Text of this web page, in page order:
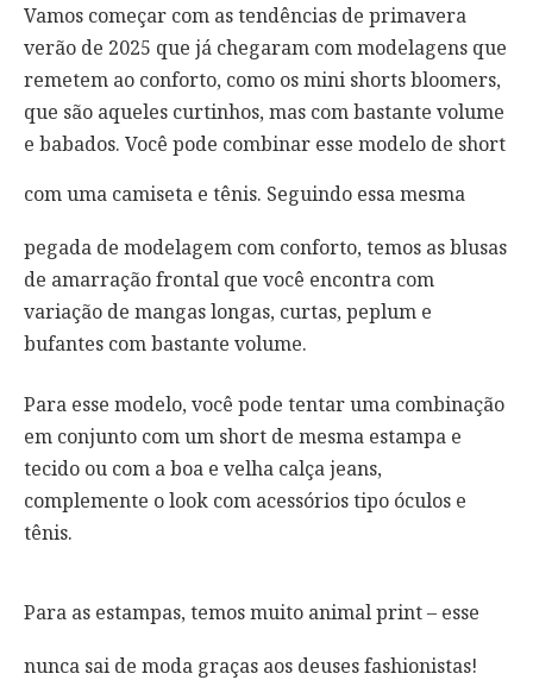
Vamos começar com as tendências de primavera
verão de 2025 que já chegaram com modelagens que
remetem ao conforto, como os mini shorts bloomers,
que são aqueles curtinhos, mas com bastante volume
e babados. Você pode combinar esse modelo de short
com uma camiseta e tênis. Seguindo essa mesma
pegada de modelagem com conforto, temos as blusas
de amarração frontal que você encontra com
variação de mangas longas, curtas, peplum e
bufantes com bastante volume.
Para esse modelo, você pode tentar uma combinação
em conjunto com um short de mesma estampa e
tecido ou com a boa e velha calça jeans,
complemente o look com acessórios tipo óculos e
tênis.
Para as estampas, temos muito animal print – esse
nunca sai de moda graças aos deuses fashionistas!